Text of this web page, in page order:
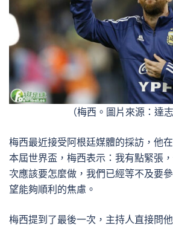
（梅西。圖片來源：達志
梅西最近接受阿根廷媒體的採訪，他
本屆世界盃，梅西表示：我有點緊張
次應該要怎麼做，我們已經等不及要
望能夠順利的焦慮。
梅西提到了最後一次，主持人直接問